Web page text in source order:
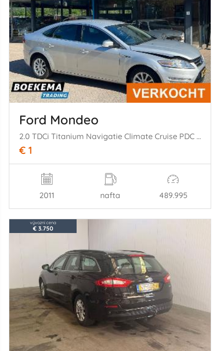
Ford Mondeo
2.0 TDCi Titanium Navigatie Climate Cruise PDC Trekh.
€ 1
2011 nafta 489.995
vývozní cena
€ 3.750